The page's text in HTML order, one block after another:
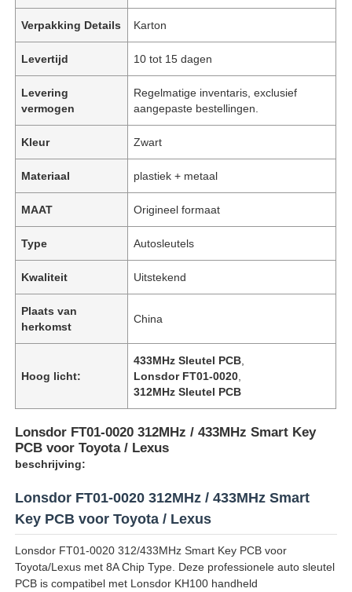
Verpakking Details Karton
Levertijd 10 tot 15 dagen
Levering
vermogen
Regelmatige inventaris, exclusief
aangepaste bestellingen.
Kleur Zwart
Materiaal plastiek + metaal
MAAT Origineel formaat
Type Autosleutels
Kwaliteit Uitstekend
Plaats van
herkomst
China
Hoog licht:
433MHz Sleutel PCB
Lonsdor FT01-0020
312MHz Sleutel PCB
Lonsdor FT01-0020 312MHz / 433MHz Smart Key
PCB voor Toyota / Lexus
beschrijving:
Lonsdor FT01-0020 312MHz / 433MHz Smart
Key PCB voor Toyota / Lexus
Lonsdor FT01-0020 312/433MHz Smart Key PCB voor
Toyota/Lexus met 8A Chip Type. Deze professionele auto sleutel
PCB is compatibel met Lonsdor KH100 handheld